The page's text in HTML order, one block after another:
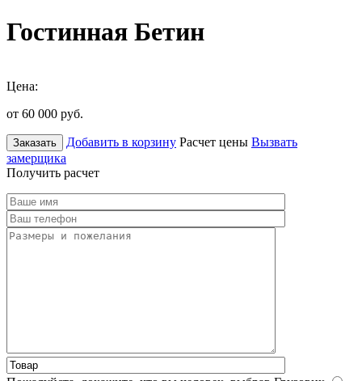
Гостинная Бетин
Цена:
от 60 000 руб.
Заказать Добавить в корзину Расчет цены Вызвать
замерщика
Получить расчет